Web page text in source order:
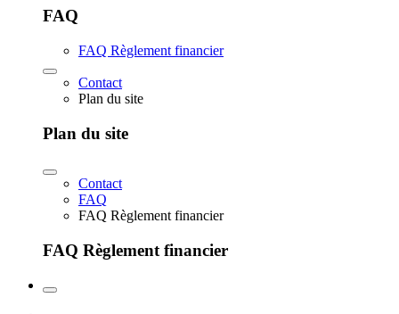
FAQ
FAQ Règlement financier
Contact
Plan du site
Plan du site
Contact
FAQ
FAQ Règlement financier
FAQ Règlement financier